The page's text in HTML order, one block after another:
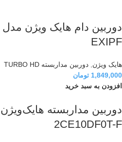
EXIPF
هایک ویژن دوربین مداربسته TURBO HD
1,849,000 تومان
افزودن به سبد خرید
2CE10DF0T-F